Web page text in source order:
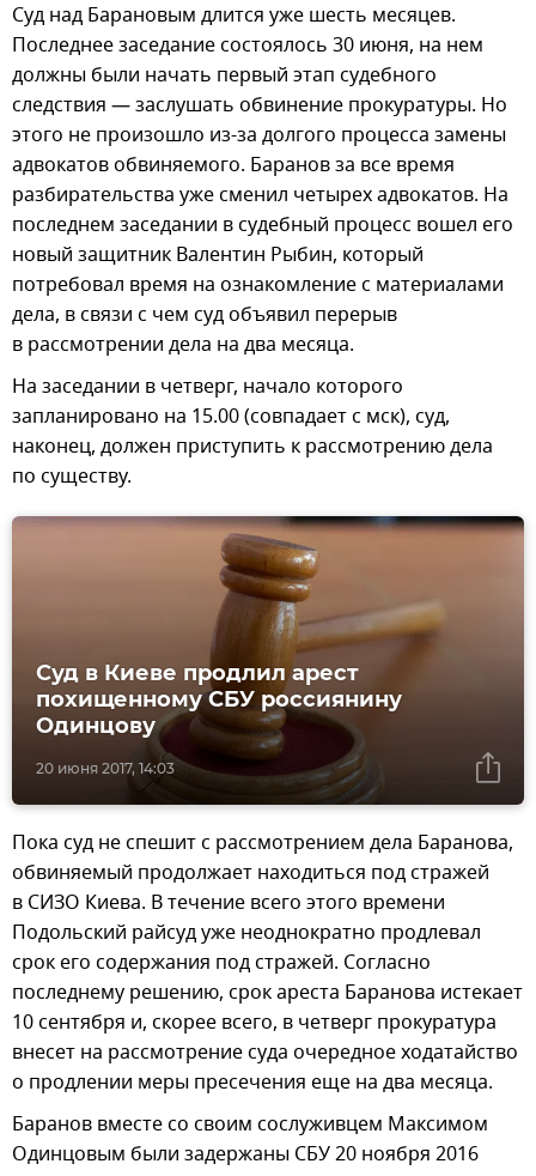
Суд над Барановым длится уже шесть месяцев.
Последнее заседание состоялось 30 июня, на нем
должны были начать первый этап судебного
следствия — заслушать обвинение прокуратуры. Но
этого не произошло из-за долгого процесса замены
адвокатов обвиняемого. Баранов за все время
разбирательства уже сменил четырех адвокатов. На
последнем заседании в судебный процесс вошел его
новый защитник Валентин Рыбин, который
потребовал время на ознакомление с материалами
дела, в связи с чем суд объявил перерыв
в рассмотрении дела на два месяца.
На заседании в четверг, начало которого
запланировано на 15.00 (совпадает с мск), суд,
наконец, должен приступить к рассмотрению дела
по существу.
20 июня 2017, 14:03
Суд в Киеве продлил арест
похищенному СБУ россиянину
Одинцову
Пока суд не спешит с рассмотрением дела Баранова,
обвиняемый продолжает находиться под стражей
в СИЗО Киева. В течение всего этого времени
Подольский райсуд уже неоднократно продлевал
срок его содержания под стражей. Согласно
последнему решению, срок ареста Баранова истекает
10 сентября и, скорее всего, в четверг прокуратура
внесет на рассмотрение суда очередное ходатайство
о продлении меры пресечения еще на два месяца.
Баранов вместе со своим сослуживцем Максимом
Одинцовым были задержаны СБУ 20 ноября 2016